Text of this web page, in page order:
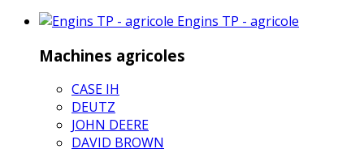
Engins TP - agricole
Machines agricoles
CASE IH
DEUTZ
JOHN DEERE
DAVID BROWN